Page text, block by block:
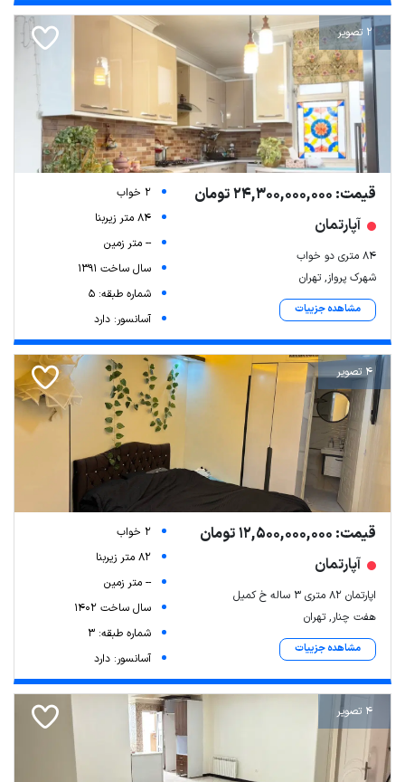
2 تصویر
قیمت: 24,300,000,000 تومان
آپارتمان
۸۴ متری دو خواب
شهرک پرواز, تهران
مشاهده جزییات
2 خواب
84 متر زیربنا
-- متر زمین
سال ساخت 1391
شماره طبقه: 5
آسانسور: دارد
4 تصویر
قیمت: 12,500,000,000 تومان
آپارتمان
اپارتمان ۸۲ متری ۳ ساله خ کمیل
هفت چنار, تهران
مشاهده جزییات
2 خواب
82 متر زیربنا
-- متر زمین
سال ساخت 1402
شماره طبقه: 3
آسانسور: دارد
4 تصویر